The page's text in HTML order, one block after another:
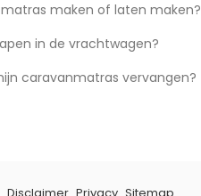
maken of laten maken?
in de vrachtwagen?
caravanmatras vervangen?